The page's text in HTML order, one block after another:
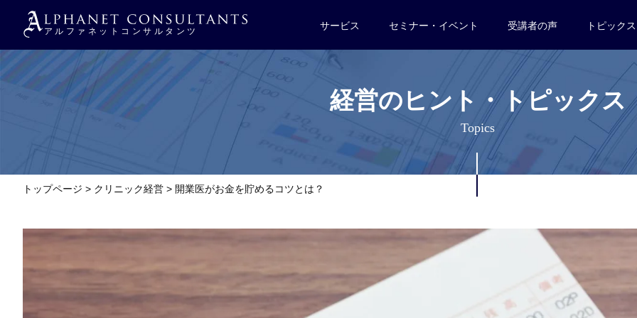
サービス セミナー・イベント 受講者の声 トピックス
経営のヒント・トピックス
Topics
トップページ > クリニック経営 > 開業医がお金を貯めるコツとは？